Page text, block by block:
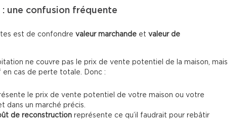
une confusion fréquente
est de confondre valeur marchande et valeur de
ne couvre pas le prix de vente potentiel de la maison, mais
en cas de perte totale. Donc :
le prix de vente potentiel de votre maison ou votre
dans un marché précis.
de reconstruction représente ce qu’il faudrait pour rebâtir